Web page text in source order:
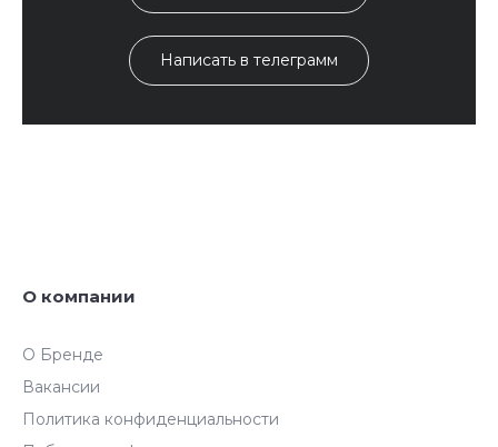
Написать в телеграмм
О компании
О Бренде
Вакансии
Политика конфиденциальности